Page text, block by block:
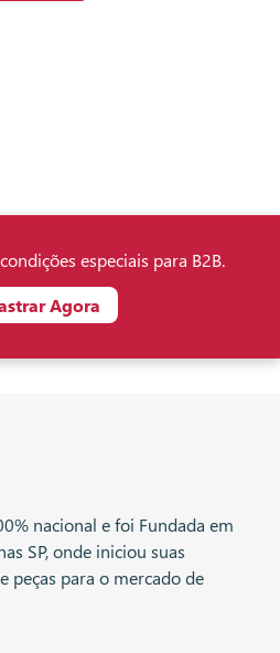
especiais para B2B.
Agora
nacional e foi Fundada em
SP, onde iniciou suas
peças para o mercado de